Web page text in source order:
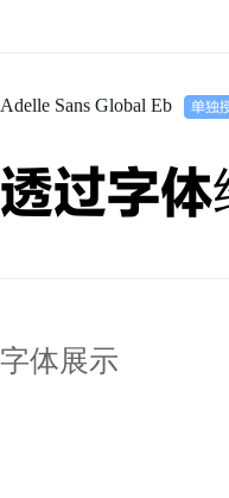
Adelle Sans Global Eb
透过字
字体展示